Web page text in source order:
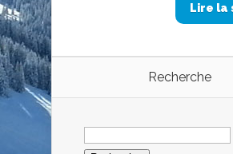
Lire la
Recherche
Rechercher :